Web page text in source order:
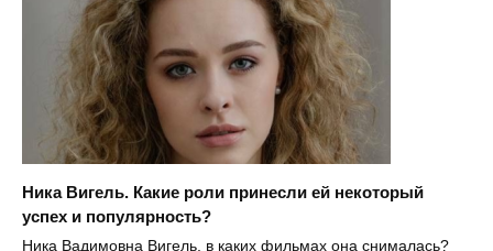
Ника Вигель. Какие роли принесли ей некоторый
успех и популярность?
Ника Вадимовна Вигель, в каких фильмах она снималась?